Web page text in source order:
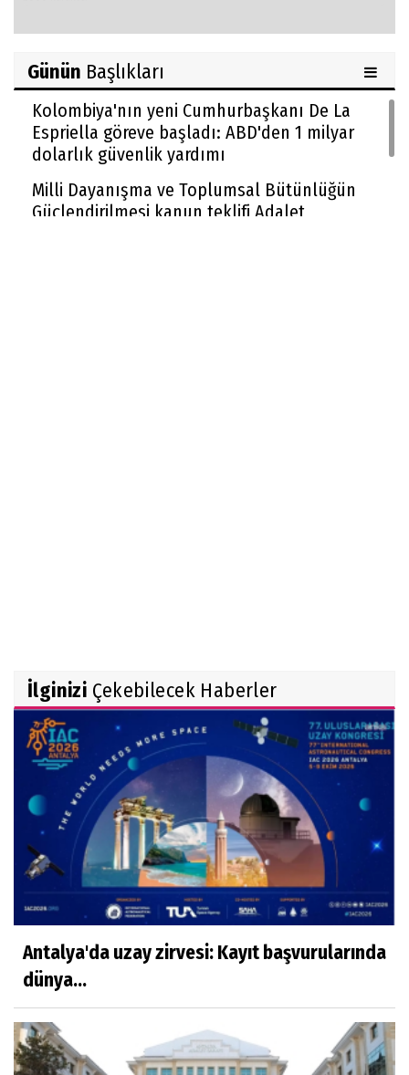
Günün Başlıkları
Kolombiya'nın yeni Cumhurbaşkanı De La
Espriella göreve başladı: ABD'den 1 milyar
dolarlık güvenlik yardımı
Milli Dayanışma ve Toplumsal Bütünlüğün
Güçlendirilmesi kanun teklifi Adalet
İlginizi Çekebilecek Haberler
Antalya'da uzay zirvesi: Kayıt başvurularında
dünya...